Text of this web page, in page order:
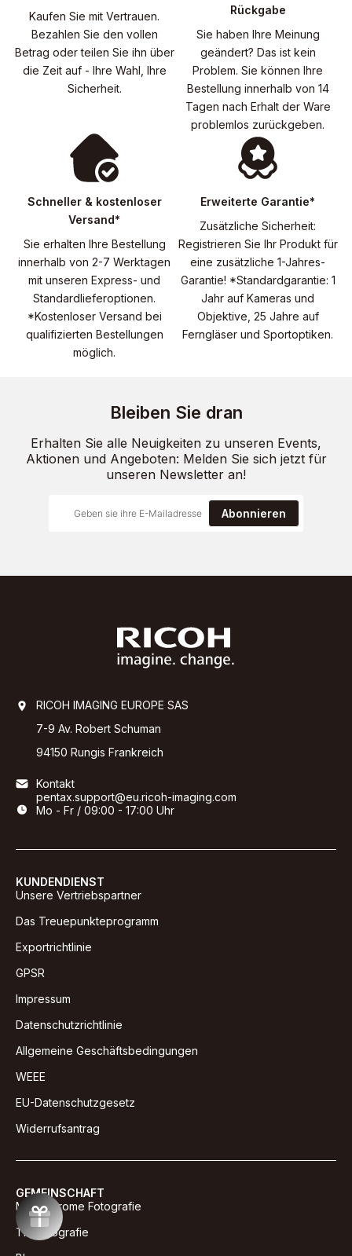
Kaufen Sie mit Vertrauen.
Bezahlen Sie den vollen
Betrag oder teilen Sie ihn über
die Zeit auf - Ihre Wahl, Ihre
Sicherheit.
Rückgabe
Sie haben Ihre Meinung
geändert? Das ist kein
Problem. Sie können Ihre
Bestellung innerhalb von 14
Tagen nach Erhalt der Ware
problemlos zurückgeben.
Schneller & kostenloser
Versand*
Sie erhalten Ihre Bestellung
innerhalb von 2-7 Werktagen
mit unseren Express- und
Standardlieferoptionen.
*Kostenloser Versand bei
qualifizierten Bestellungen
möglich.
Erweiterte Garantie*
Zusätzliche Sicherheit:
Registrieren Sie Ihr Produkt für
eine zusätzliche 1-Jahres-
Garantie! *Standardgarantie: 1
Jahr auf Kameras und
Objektive, 25 Jahre auf
Ferngläser und Sportoptiken.
Bleiben Sie dran
Erhalten Sie alle Neuigkeiten zu unseren Events,
Aktionen und Angeboten: Melden Sie sich jetzt für
unseren Newsletter an!
Abonnieren
RICOH IMAGING EUROPE SAS
7-9 Av. Robert Schuman
94150 Rungis Frankreich
Kontakt
pentax.support@eu.ricoh-imaging.com
Mo - Fr / 09:00 - 17:00 Uhr
KUNDENDIENST
Unsere Vertriebspartner
Das Treuepunkteprogramm
Exportrichtlinie
GPSR
Impressum
Datenschutzrichtlinie
Allgemeine Geschäftsbedingungen
WEEE
EU-Datenschutzgesetz
Widerrufsantrag
GEMEINSCHAFT
Monochrome Fotografie
Tierfotografie